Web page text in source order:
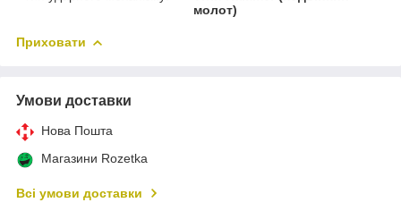
молот)
Приховати
Умови доставки
Нова Пошта
Магазини Rozetka
Всі умови доставки